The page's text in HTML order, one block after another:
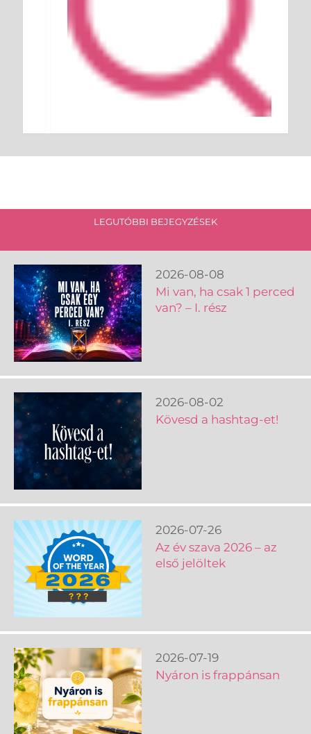
LEGUTÓBBI BEJEGYZÉSEK
2026-08-08
Mi van, ha csak 1 perced
van? – I. rész
2026-08-02
Kövesd a hashtag-et!
2026-07-26
Az év szava 2026 – az
első jelöltek
2026-07-19
Nyáron is frappánsan